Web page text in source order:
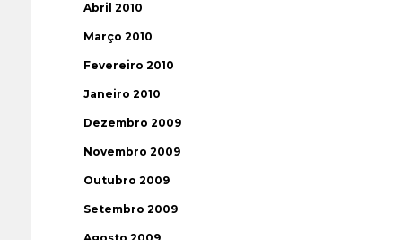
Abril 2010
Março 2010
Fevereiro 2010
Janeiro 2010
Dezembro 2009
Novembro 2009
Outubro 2009
Setembro 2009